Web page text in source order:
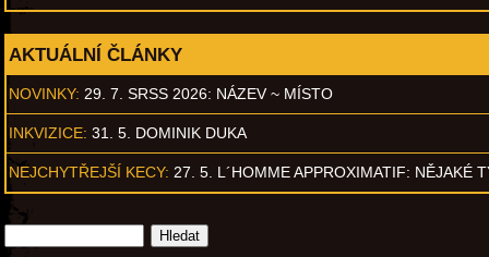
AKTUÁLNÍ ČLÁNKY
NOVINKY: 29. 7. SRSS 2026: NÁZEV ~ MÍSTO
INKVIZICE: 31. 5. DOMINIK DUKA
NEJCHYTŘEJŠÍ KECY: 27. 5. L´HOMME APPROXIMATIF: NĚJAKÉ